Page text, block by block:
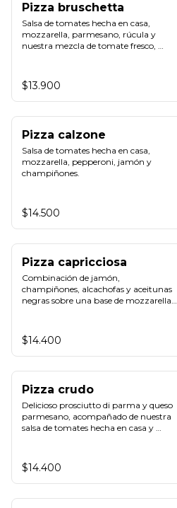
Pizza bruschetta
Salsa de tomates hecha en casa,
mozzarella, parmesano, rúcula y
nuestra mezcla de tomate fresco,
$13.900
Pizza calzone
Salsa de tomates hecha en casa,
mozzarella, pepperoni, jamón y
champiñones.
$14.500
Pizza capricciosa
Combinación de jamón,
champiñones, alcachofas y aceitunas
negras sobre una base de mozzarella y
$14.400
Pizza crudo
Delicioso prosciutto di parma y queso
parmesano, acompañado de nuestra
salsa de tomates hecha en casa y
$14.400